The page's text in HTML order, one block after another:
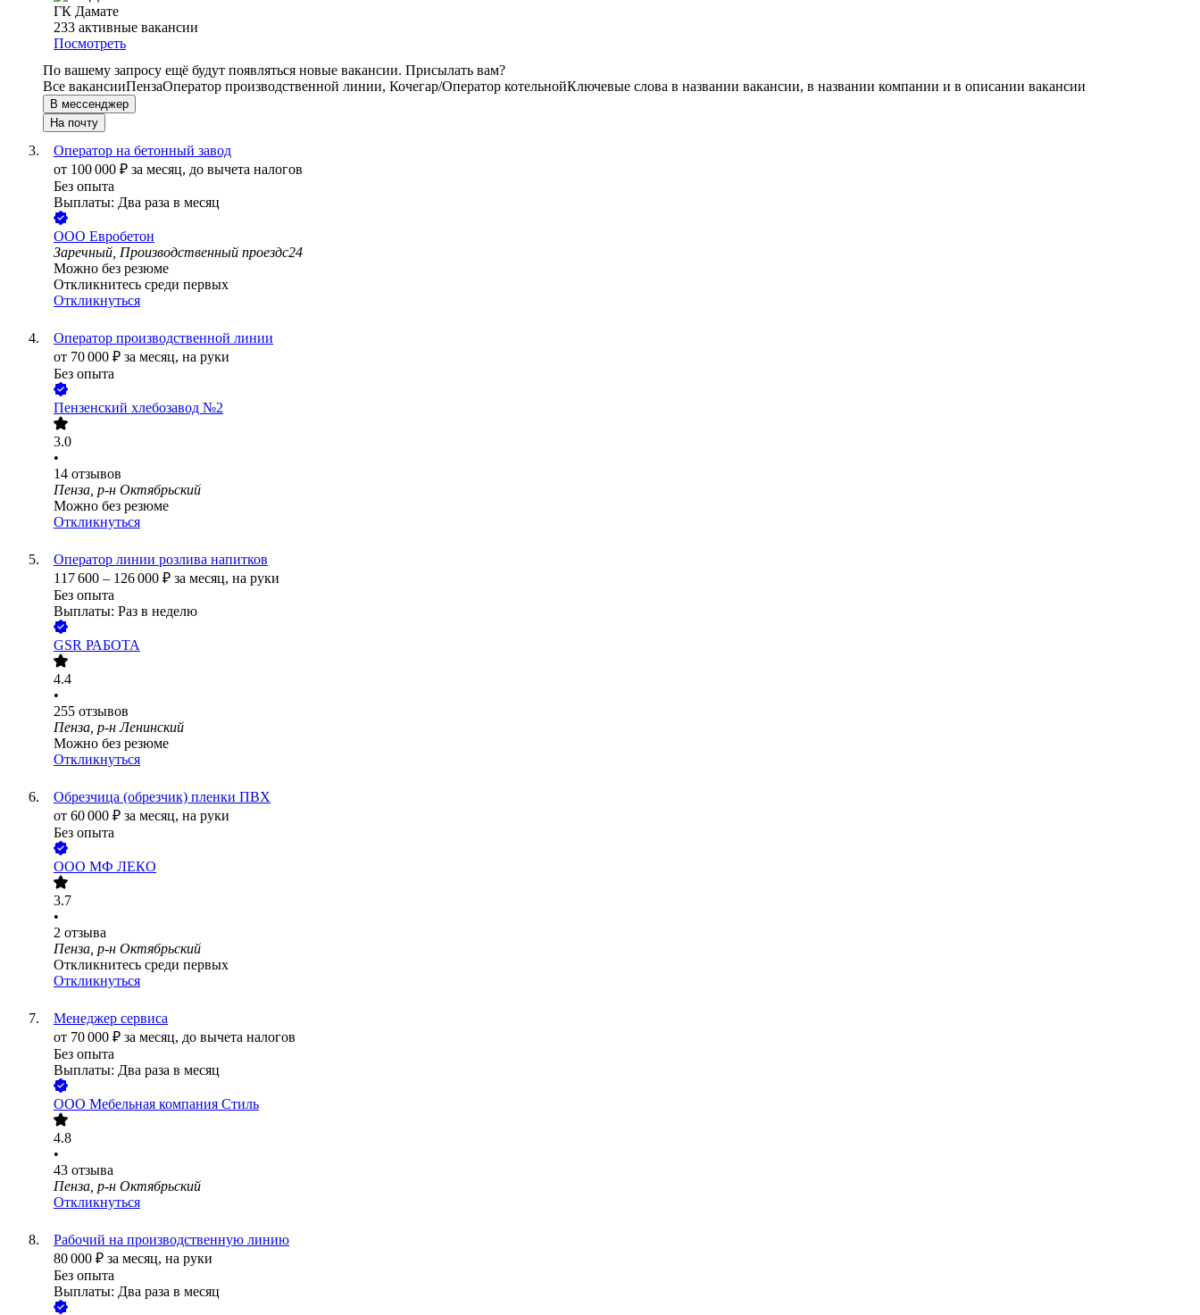
ГК Дамате
233 активные вакансии
Посмотреть
По вашему запросу ещё будут появляться новые вакансии. Присылать вам?
Все вакансииПензаОператор производственной линии, Кочегар/Оператор котельнойКлючевые слова в названии вакансии, в названии компании и в описании вакансии
В мессенджер
На почту
Оператор на бетонный завод
от 100 000 ₽ за месяц, до вычета налогов
Без опыта
Выплаты: Два раза в месяц
ООО Евробетон
Заречный, Производственный проездс24
Можно без резюме
Откликнитесь среди первых
Откликнуться
Оператор производственной линии
от 70 000 ₽ за месяц, на руки
Без опыта
Пензенский хлебозавод №2
3.0
•
14 отзывов
Пенза, р-н Октябрьский
Можно без резюме
Откликнуться
Оператор линии розлива напитков
117 600 – 126 000 ₽ за месяц, на руки
Без опыта
Выплаты: Раз в неделю
GSR РАБОТА
4.4
•
255 отзывов
Пенза, р-н Ленинский
Можно без резюме
Откликнуться
Обрезчица (обрезчик) пленки ПВХ
от 60 000 ₽ за месяц, на руки
Без опыта
ООО МФ ЛЕКО
3.7
•
2 отзыва
Пенза, р-н Октябрьский
Откликнитесь среди первых
Откликнуться
Менеджер сервиса
от 70 000 ₽ за месяц, до вычета налогов
Без опыта
Выплаты: Два раза в месяц
ООО Мебельная компания Стиль
4.8
•
43 отзыва
Пенза, р-н Октябрьский
Откликнуться
Рабочий на производственную линию
80 000 ₽ за месяц, на руки
Без опыта
Выплаты: Два раза в месяц